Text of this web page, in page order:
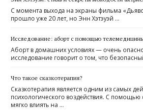
С момента выхода на экраны фильма
прошло уже 20 лет, но Энн Хэтэуэй …
Исследование: аборт с помощью
Аборт в домашних условиях — очень
исследование говорит о том, что
Что такое сказкотерапия?
Сказкотерапия является одним из самых
психологического воздействия. С
мягко влиять на …